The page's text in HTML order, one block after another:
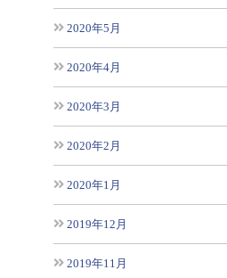
2020年5月
2020年4月
2020年3月
2020年2月
2020年1月
2019年12月
2019年11月